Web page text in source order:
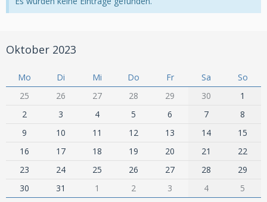
Oktober 2023
Mo Di Mi Do Fr Sa
So
25
26 27 28 29 30
1
2
3 4 5 6 7
8
9
10 11 12 13 14
15
16
17 18 19 20 21
22
23
24 25 26 27 28
29
30
31 1 2 3 4 5